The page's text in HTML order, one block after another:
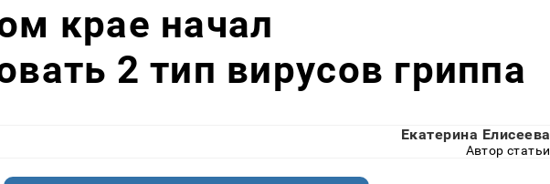
крае начал
2 тип вирусов гриппа
Екатерина Елисеева
Автор статьи